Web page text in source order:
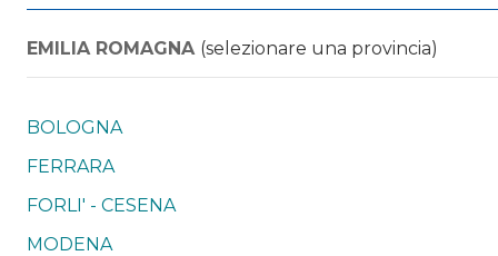
EMILIA ROMAGNA (selezionare una provincia)
BOLOGNA
FERRARA
FORLI' - CESENA
MODENA